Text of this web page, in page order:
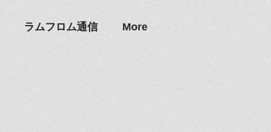
ラムフロム通信 More